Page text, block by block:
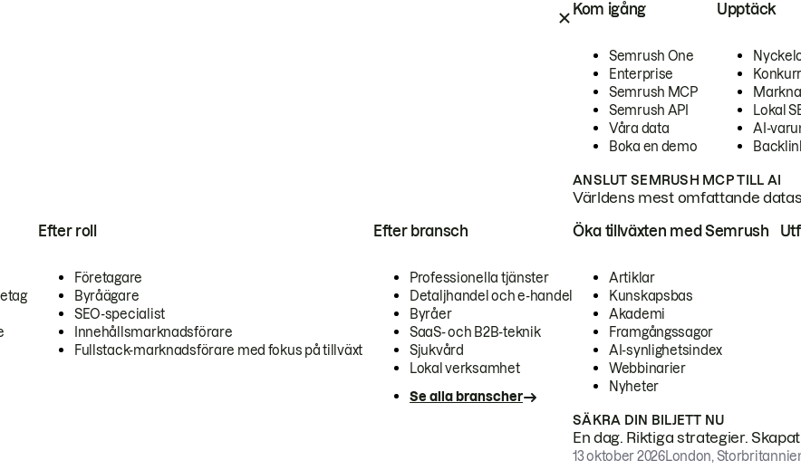
Kom igång
Semrush One
Enterprise
Semrush MCP
Semrush API
Våra data
Boka en demo
Upptäck
Lokal
AI-
ANSLUT SEMRUSH MCP TILL AI
Världens mest omfattande
Efter roll
Företagare
Byråägare
SEO-specialist
Innehållsmarknadsförare
Fullstack-marknadsförare med fokus på tillväxt
Efter bransch
Professionella tjänster
Detaljhandel och e-handel
Byråer
SaaS- och B2B-teknik
Sjukvård
Lokal verksamhet
Se alla branscher
Öka tillväxten med Semrush
Artiklar
Kunskapsbas
Akademi
Framgångssagor
AI-synlighetsindex
Webbinarier
Nyheter
SÄKRA DIN BILJETT NU
En dag. Riktiga strategier.
13 oktober 2026London,